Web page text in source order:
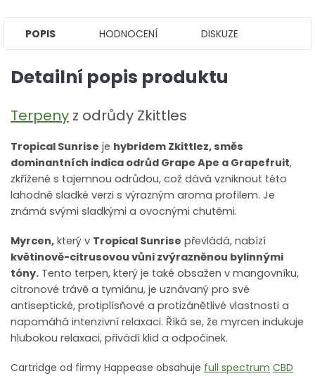
POPIS HODNOCENÍ DISKUZE
Detailní popis produktu
Terpeny z odrůdy Zkittles
Tropical Sunrise je hybridem Zkittlez, směs
dominantních indica odrůd Grape Ape a Grapefruit,
zkřížené s tajemnou odrůdou, což dává vzniknout této
lahodně sladké verzi s výrazným aroma profilem. Je
známá svými sladkými a ovocnými chutěmi.
Myrcen, který v Tropical Sunrise převládá, nabízí
květinově-citrusovou vůni zvýrazněnou bylinnými
tóny. Tento terpen, který je také obsažen v mangovníku,
citronové trávě a tymiánu, je uznávaný pro své
antiseptické, protiplísňové a protizánětlivé vlastnosti a
napomáhá intenzivní relaxaci. Říká se, že myrcen indukuje
hlubokou relaxaci, přivádí klid a odpočinek.
Cartridge od firmy Happease obsahuje full spectrum CBD